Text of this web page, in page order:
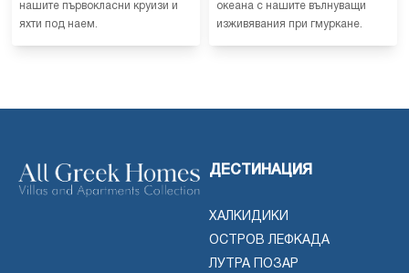
нашите първокласни круизи и
яхти под наем.
океана с нашите вълнуващи
изживявания при гмуркане.
ДЕСТИНАЦИЯ
ХАЛКИДИКИ
ОСТРОВ ЛЕФКАДА
ЛУТРА ПОЗАР